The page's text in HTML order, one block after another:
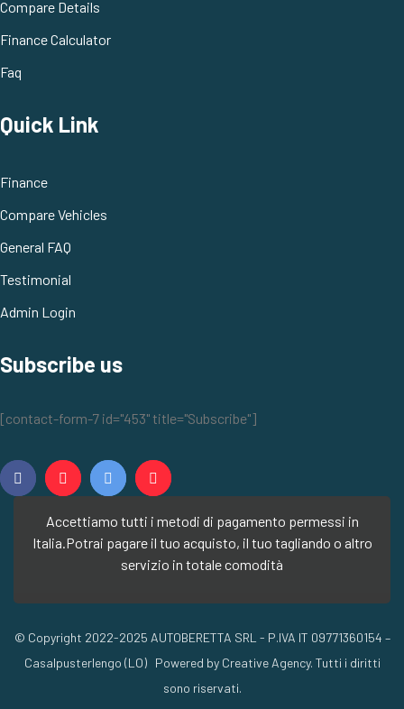
Compare Details
Finance Calculator
Faq
Quick Link
Finance
Compare Vehicles
General FAQ
Testimonial
Admin Login
Subscribe us
[contact-form-7 id="453" title="Subscribe"]
Accettiamo tutti i metodi di pagamento permessi in
Italia.Potrai pagare il tuo acquisto, il tuo tagliando o altro
servizio in totale comodità
© Copyright 2022-2025 AUTOBERETTA SRL - P.IVA IT 09771360154 –
Casalpusterlengo (LO) Powered by Creative Agency. Tutti i diritti
sono riservati.